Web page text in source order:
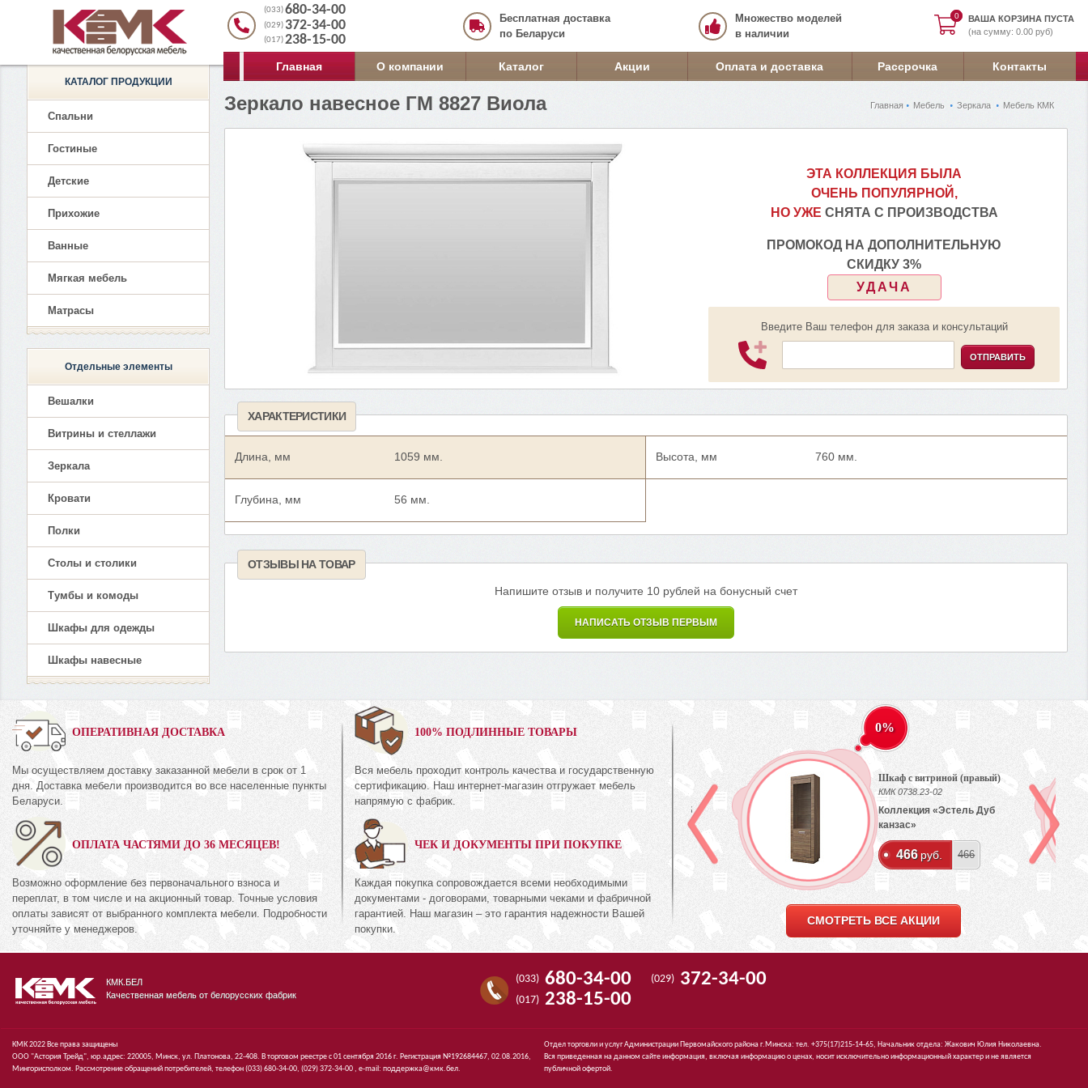
0
0
ВАША КОРЗИНА ПУСТА
(на сумму: 0.00 руб)
(033)680-34-00
(029) 372-34-00
(017)238-15-00
Бесплатная доставка
по Беларуси
Множество моделей
в наличии
Главная О компании Каталог Акции Оплата и доставка Рассрочка Контакты
Главная Мебель Зеркала Мебель КМК
Зеркало навесное ГМ 8827 Виола
ЭТА КОЛЛЕКЦИЯ БЫЛА
ОЧЕНЬ ПОПУЛЯРНОЙ,
НО УЖЕ СНЯТА С ПРОИЗВОДСТВА
ПРОМОКОД НА ДОПОЛНИТЕЛЬНУЮ
СКИДКУ 3%
УДАЧА
Введите Ваш телефон для заказа и консультаций
ОТПРАВИТЬ
ХАРАКТЕРИСТИКИ
Длина, мм 1059 мм.
Глубина, мм 56 мм.
Высота, мм 760 мм.
ОТЗЫВЫ НА ТОВАР
Напишите отзыв и получите 10 рублей на бонусный счет
НАПИСАТЬ ОТЗЫВ ПЕРВЫМ
КАТАЛОГ ПРОДУКЦИИ
Спальни
Гостиные
Детские
Прихожие
Ванные
Мягкая мебель
Матрасы
Отдельные элементы
Вешалки
Витрины и стеллажи
Зеркала
Кровати
Полки
Столы и столики
Тумбы и комоды
Шкафы для одежды
Шкафы навесные
ОПЕРАТИВНАЯ ДОСТАВКА
Мы осуществляем доставку заказанной мебели в срок от 1
дня. Доставка мебели производится во все населенные пункты
Беларуси.
ОПЛАТА ЧАСТЯМИ ДО 36 МЕСЯЦЕВ!
Возможно оформление без первоначального взноса и
переплат, в том числе и на акционный товар. Точные условия
оплаты зависят от выбранного комплекта мебели. Подробности
уточняйте у менеджеров.
100% ПОДЛИННЫЕ ТОВАРЫ
Вся мебель проходит контроль качества и государственную
сертификацию. Наш интернет-магазин отгружает мебель
напрямую с фабрик.
ЧЕК И ДОКУМЕНТЫ ПРИ ПОКУПКЕ
Каждая покупка сопровождается всеми необходимыми
документами - договорами, товарными чеками и фабричной
гарантией. Наш магазин – это гарантия надежности Вашей
покупки.
руб. 360
Полка
КМК 0435.3
Коллекция «Амелия Орех
537
0%
Тумба 2Д
КМК 0738.25-02
Коллекция «Эстель Дуб
0%
Шкаф с витриной (правый)
КМК 0738.23-02
Коллекция «Эстель Дуб
канзас»
466 руб. 466
СМОТРЕТЬ ВСЕ АКЦИИ
КМК.БЕЛ
Качественная мебель от белорусских фабрик
(033) 680-34-00 (029) 372-34-00
(017) 238-15-00
КМК 2022 Все права защищены
ООО "Астория Трейд", юр.адрес: 220005, Минск, ул. Платонова, 22-408. В торговом реестре с 01 сентября 2016 г. Регистрация №192684467, 02.08.2016,
Мингорисполком. Рассмотрение обращений потребителей, телефон(033)680-34-00, (029)372-34-00 , e-mail: поддержка@кмк.бел.
Отдел торговли и услуг Администрации Первомайского района г.Минска: тел. +375(17)215-14-65, Начальник отдела: Жакович Юлия Николаевна.
Вся приведенная на данном сайте информация, включая информацию о ценах, носит исключительно информационный характер и не является
публичной офертой.